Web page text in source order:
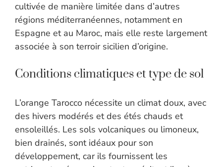
cultivée de manière limitée dans d’autres
régions méditerranéennes, notamment en
Espagne et au Maroc, mais elle reste largement
associée à son terroir sicilien d’origine.
Conditions climatiques et type de sol
L’orange Tarocco nécessite un climat doux, avec
des hivers modérés et des étés chauds et
ensoleillés. Les sols volcaniques ou limoneux,
bien drainés, sont idéaux pour son
développement, car ils fournissent les